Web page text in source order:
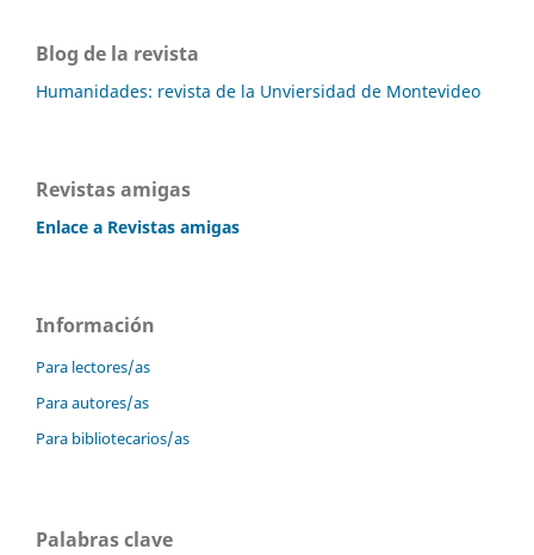
Blog de la revista
Humanidades: revista de la Unviersidad de Montevideo
Revistas amigas
Enlace a Revistas amigas
Información
Para lectores/as
Para autores/as
Para bibliotecarios/as
Palabras clave